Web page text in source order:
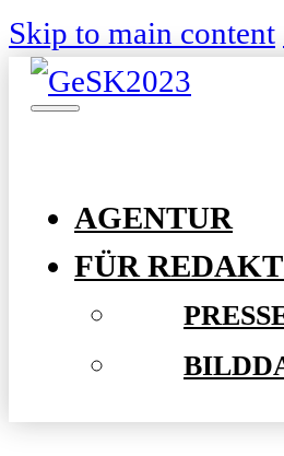
Skip to main content
AGENTUR
FÜR